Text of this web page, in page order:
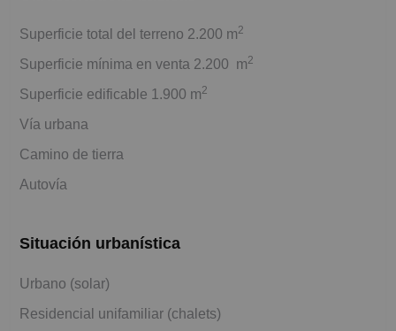
Superficie total del terreno 2.200 m2
Superficie mínima en venta 2.200 m2
Superficie edificable 1.900 m2
Vía urbana
Camino de tierra
Autovía
Situación urbanística
Urbano (solar)
Residencial unifamiliar (chalets)